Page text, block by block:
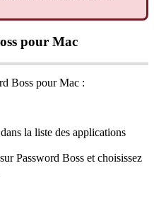
pour Mac
Boss pour Mac :
dans la liste des applications
sur Password Boss et choisissez